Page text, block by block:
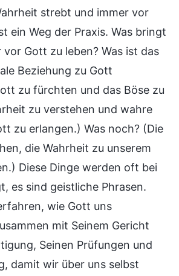
strebt und immer vor
ein Weg der Praxis. Was bringt
vor Gott zu leben? Was ist das
Beziehung zu Gott
zu fürchten und das Böse zu
zu verstehen und wahre
zu erlangen.) Was noch? (Die
die Wahrheit zu unserem
Diese Dinge werden oft bei
es sind geistliche Phrasen.
wie Gott uns
mit Seinem Gericht
Seinen Prüfungen und
damit wir über uns selbst